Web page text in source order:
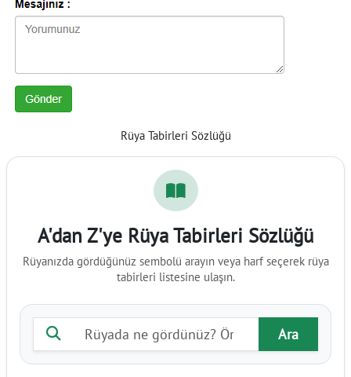
Rüya Tabirleri Sözlüğü
A'dan Z'ye Rüya Tabirleri Sözlüğü
Rüyanızda gördüğünüz sembolü arayın veya harf seçerek rüya
tabirleri listesine ulaşın.
Rüya tabiri ara
Ara